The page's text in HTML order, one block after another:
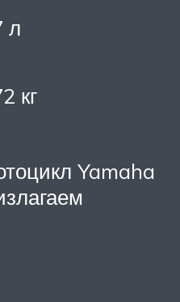
л
кг
Yamaha